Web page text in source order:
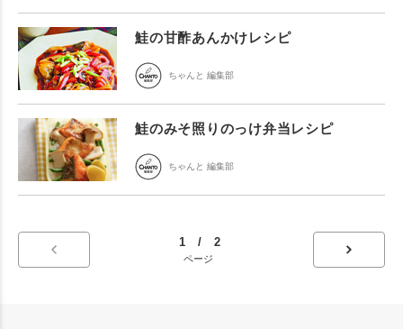
鮭の甘酢あんかけレシピ
ちゃんと 編集部
鮭のみそ照りのっけ弁当レシピ
ちゃんと 編集部
1 / 2
ページ